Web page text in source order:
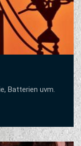
Batterien uvm.